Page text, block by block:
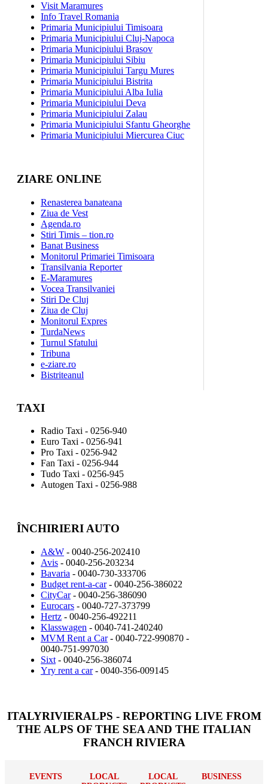
Visit Maramures
Info Travel Romania
Primaria Municipiului Timisoara
Primaria Municipiului Cluj-Napoca
Primaria Municipiului Brasov
Primaria Municipiului Sibiu
Primaria Municipiului Targu Mures
Primaria Municipiului Bistrita
Primaria Municipiului Alba Iulia
Primaria Municipiului Deva
Primaria Municipiului Zalau
Primaria Municipiului Sfantu Gheorghe
Primaria Municipiului Miercurea Ciuc
ZIARE ONLINE
Renasterea banateana
Ziua de Vest
Agenda.ro
Stiri Timis – tion.ro
Banat Business
Monitorul Primariei Timisoara
Transilvania Reporter
E-Maramures
Vocea Transilvaniei
Stiri De Cluj
Ziua de Cluj
Monitorul Expres
TurdaNews
Turnul Sfatului
Tribuna
e-ziare.ro
Bistriteanul
TAXI
Radio Taxi - 0256-940
Euro Taxi - 0256-941
Pro Taxi - 0256-942
Fan Taxi - 0256-944
Tudo Taxi - 0256-945
Autogen Taxi - 0256-988
ÎNCHIRIERI AUTO
A&W - 0040-256-202410
Avis - 0040-256-203234
Bavaria - 0040-730-333706
Budget rent-a-car- 0040-256-386022
CityCar- 0040-256-386090
Eurocars - 0040-727-373799
Hertz - 0040-256-492211
Klasswagen - 0040-741-240240
MVM Rent a Car- 0040-722-990870 -
0040-751-997030
Sixt - 0040-256-386074
Yry rent a car- 0040-356-009145
ITALYRIVIERALPS - REPORTING LIVE FROM
THE ALPS OF THE SEA AND THE ITALIAN
FRANCH RIVIERA
EVENTS
LOCAL
LOCAL
BUSINESS